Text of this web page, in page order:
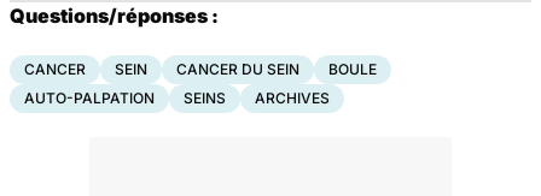
Questions/réponses :
CANCER SEIN CANCER DU SEIN
BOULE
AUTO-PALPATION
SEINS ARCHIVES